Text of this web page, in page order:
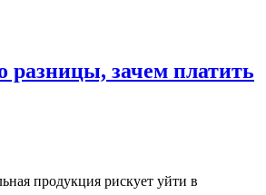
разницы, зачем платить
продукция рискует уйти в